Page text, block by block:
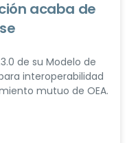
acaba de
de su Modelo de
interoperabilidad
mutuo de OEA.